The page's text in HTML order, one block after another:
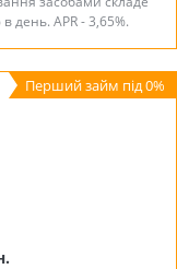
день. APR - 3,65%.